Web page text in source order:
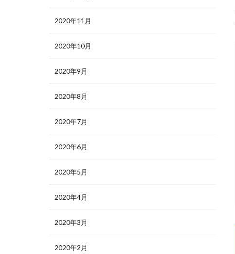
2020年11月
2020年10月
2020年9月
2020年8月
2020年7月
2020年6月
2020年5月
2020年4月
2020年3月
2020年2月